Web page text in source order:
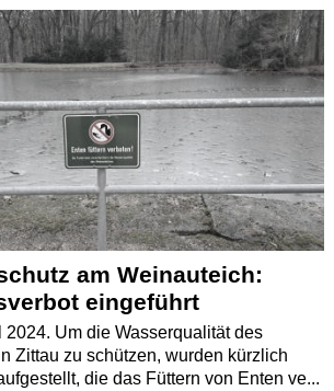
am Weinauteich:
eingeführt
2024. Um die Wasserqualität des
Zittau zu schützen, wurden kürzlich
die das Füttern von Enten ve...